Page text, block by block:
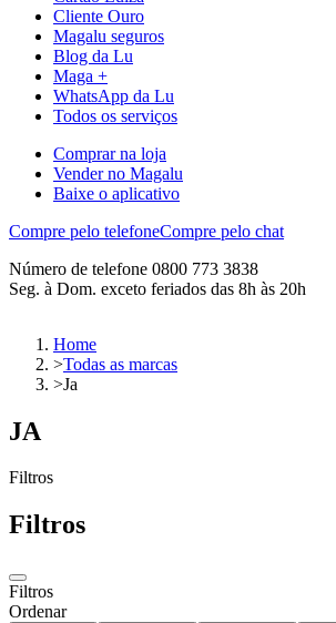
Cliente Ouro
Magalu seguros
Blog da Lu
Maga +
WhatsApp da Lu
Todos os serviços
Comprar na loja
Vender no Magalu
Baixe o aplicativo
Compre pelo telefoneCompre pelo chat
Número de telefone 0800 773 3838
Seg. à Dom. exceto feriados das 8h às 20h
Home
>Todas as marcas
>Ja
JA
Filtros
Filtros
Filtros
Ordenar